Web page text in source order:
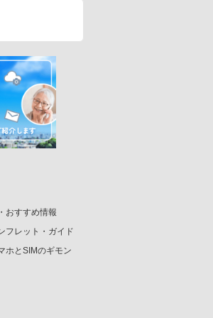
おすすめ情報
フレット・ガイド
ホとSIMのギモン